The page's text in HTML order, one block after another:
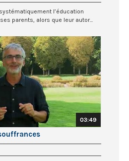
l’éducation
parents, alors que leur autor...
03:49